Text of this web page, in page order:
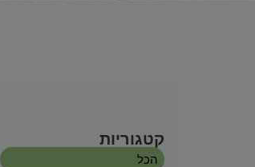
קטגוריות
הכל